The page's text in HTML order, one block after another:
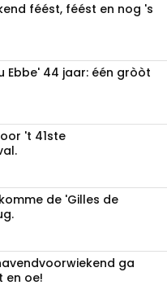
féést, féést en nog 's
Ebbe' 44 jaar: één gròòt
't 41ste
de 'Gilles de
ga
en oe!